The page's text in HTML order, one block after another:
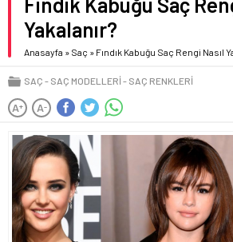
Yakalanır?
Anasayfa » Saç » Fındık Kabuğu Saç Rengi Nasıl
SAÇ SAÇ MODELLERI SAÇ RENKLERI
A+ A-